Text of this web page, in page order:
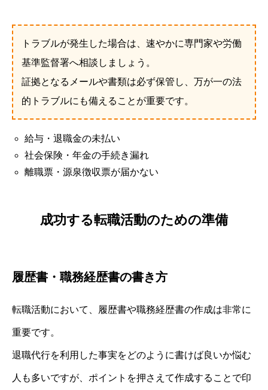
トラブルが発生した場合は、速やかに専門家や労働
基準監督署へ相談しましょう。
証拠となるメールや書類は必ず保管し、万が一の法
的トラブルにも備えることが重要です。
給与・退職金の未払い
社会保険・年金の手続き漏れ
離職票・源泉徴収票が届かない
成功する転職活動のための準備
履歴書・職務経歴書の書き方
転職活動において、履歴書や職務経歴書の作成は非常に
重要です。
退職代行を利用した事実をどのように書けば良いか悩む
人も多いですが、ポイントを押さえて作成することで印